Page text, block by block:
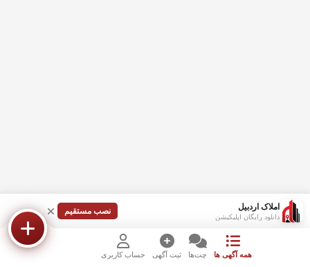
املاک اردبیل
دانلود رایگان اپلیکیشن
نصب مستقیم
همه آگهی ها چت‌ها ثبت آگهی حساب کاربری